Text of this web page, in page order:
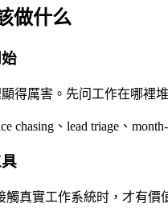
做什么
得厲害。先问工作在哪裡堆
chasing、lead triage、
觸真實工作系統时，才有價